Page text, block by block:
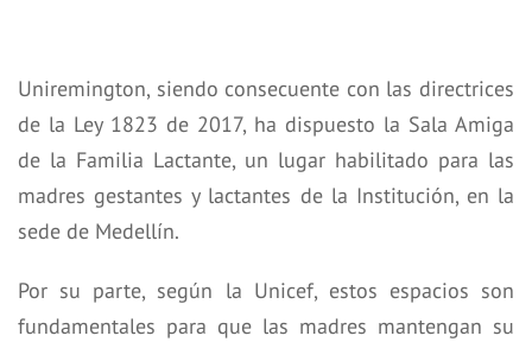
Uniremington, siendo consecuente con las directrices
de la Ley 1823 de 2017, ha dispuesto la Sala Amiga
de la Familia Lactante, un lugar habilitado para las
madres gestantes y lactantes de la Institución, en la
sede de Medellín.
Por su parte, según la Unicef, estos espacios son
fundamentales para que las madres mantengan su